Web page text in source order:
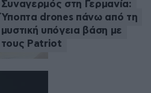
Συναγερμός στη Γερμανία:
Ύποπτα drones πάνω από τη
μυστική υπόγεια βάση με
τους Patriot